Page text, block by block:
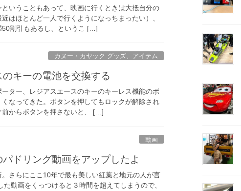
いうこともあって、映画に行くときは大抵自分の
はほとんど一人で行くようになっちまったい）、
50割引もあるし、というこ […]
カヌー・カヤック グッズ、アイテム
キーの電池を交換する
ター、レジアスエースのキーのキーレス機能のボ
なってきた。ボタンを押してもロックが解除され
からボタンを押さないと、 […]
動画
ドリング動画をアップしたよ
さらにここ10年で最も美しい紅葉と地元の人が言
動画をくっつけると３時間を超えてしまうので、